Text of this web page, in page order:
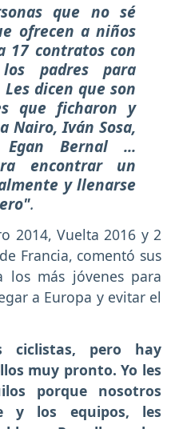
que no sé
ofrecen a niños
17 contratos con
padres para
dicen que son
que ficharon y
Nairo, Iván Sosa,
Egan Bernal ...
encontrar un
y llenarse
.
2014, Vuelta 2016 y 2
Francia, comentó sus
los más jóvenes para
a Europa y evitar el
ciclistas, pero hay
muy pronto. Yo les
porque nosotros
y los equipos, les